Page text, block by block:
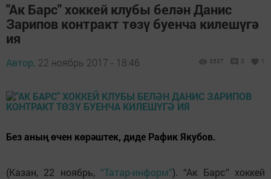
"Ак Барс" хоккей клубы белән Данис
Зарипов контракт төзү буенча килешүгә
ия
Автор, 22 ноябрь 2017 - 18:46 3537 0 1
Без аның өчен көрәштек, диде Рафик Якубов.
(Казан, 22 ноябрь, “Татар-информ”). “Ак Барс” хоккей